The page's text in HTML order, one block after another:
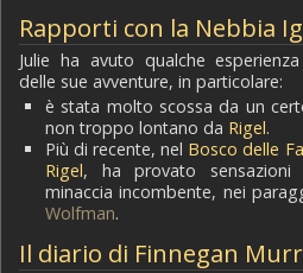
Rapporti con la Nebbia
Julie ha avuto qualche
delle sue avventure, in particolare:
è stata molto scossa da un
non troppo lontano da Rigel.
Più di recente, nel Bosco delle
Rigel, ha provato
minaccia incombente, nei
Wolfman.
Il diario di Finnegan